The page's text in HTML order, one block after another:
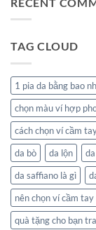
TAG CLOUD
1 pia da bằng bao
chọn màu ví hợp
cách chọn ví cầm
da bò
da lộn
da saffiano là gì
nên chọn ví cầm
quà tặng cho bạn